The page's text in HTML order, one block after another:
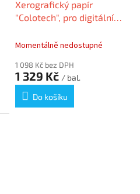
Xerografický papír
"Colotech", pro digitální
Momentálně nedostupné
1 098 Kč bez DPH
1 329 Kč / bal.
Do košíku